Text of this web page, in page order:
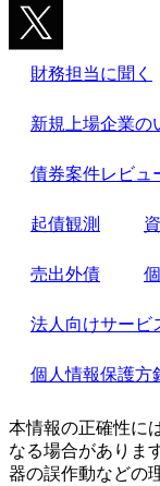
財務担当に聞く
新規上場企業の
債券案件レビュ
起債観測
売出外債
法人向けサービ
個人情報保護方
本情報の正確性に
なる場合がありま
器の誤作動などの